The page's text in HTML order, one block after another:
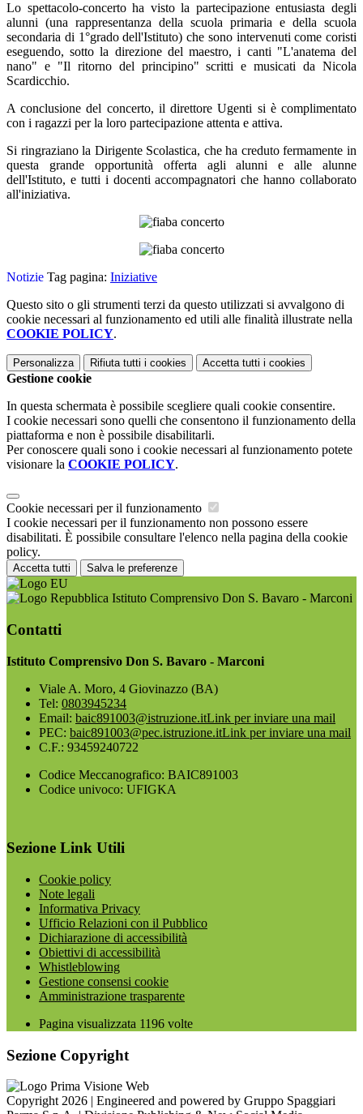
Lo spettacolo-concerto ha visto la partecipazione entusiasta degli
alunni (una rappresentanza della scuola primaria e della scuola
secondaria di 1°grado dell'Istituto) che sono intervenuti come coristi
eseguendo, sotto la direzione del maestro, i canti "L'anatema del
nano" e "Il ritorno del principino" scritti e musicati da Nicola
Scardicchio.
A conclusione del concerto, il direttore Ugenti si è complimentato
con i ragazzi per la loro partecipazione attenta e attiva.
Si ringraziano la Dirigente Scolastica, che ha creduto fermamente in
questa grande opportunità offerta agli alunni e alle alunne
dell'Istituto, e tutti i docenti accompagnatori che hanno collaborato
all'iniziativa.
Notizie Tag pagina: Iniziative
Questo sito o gli strumenti terzi da questo utilizzati si avvalgono di
cookie necessari al funzionamento ed utili alle finalità illustrate nella
COOKIE POLICY.
Personalizza Rifiuta tutti i cookies Accetta tutti i cookies
Gestione cookie
In questa schermata è possibile scegliere quali cookie consentire.
I cookie necessari sono quelli che consentono il funzionamento della
piattaforma e non è possibile disabilitarli.
Per conoscere quali sono i cookie necessari al funzionamento potete
visionare la COOKIE POLICY.
Cookie necessari per il funzionamento
I cookie necessari per il funzionamento non possono essere
disabilitati. È possibile consultare l'elenco nella pagina della cookie
policy.
Accetta tutti Salva le preferenze
Istituto Comprensivo Don S. Bavaro - Marconi
Contatti
Istituto Comprensivo Don S. Bavaro - Marconi
Viale A. Moro, 4 Giovinazzo (BA)
Tel: 0803945234
Email: baic891003@istruzione.itLink per inviare una mail
PEC: baic891003@pec.istruzione.itLink per inviare una mail
C.F.: 93459240722
Codice Meccanografico: BAIC891003
Codice univoco: UFIGKA
Sezione Link Utili
Cookie policy
Note legali
Informativa Privacy
Ufficio Relazioni con il Pubblico
Dichiarazione di accessibilità
Obiettivi di accessibilità
Whistleblowing
Gestione consensi cookie
Amministrazione trasparente
Pagina visualizzata 1196 volte
Sezione Copyright
Copyright 2026 | Engineered and powered by Gruppo Spaggiari